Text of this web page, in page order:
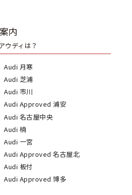
内
ウディは？
Audi 月寒
Audi 芝浦
Audi 市川
Audi Approved 浦安
Audi 名古屋中央
Audi 楠
Audi 一宮
Audi Approved 名古屋北
Audi 板付
Audi Approved 博多